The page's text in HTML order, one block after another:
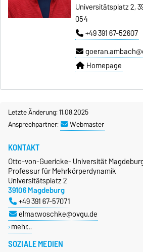
Universitätsplatz 2,
054
+49 391 67-52607
Homepage
Letzte Änderung: 11.08.2025
Ansprechpartner:
Webmaster
SOZIALE MEDIEN
KONTAKT
Otto-von-Guericke- Universität
Professur für Mehrkörperdynamik
Universitätsplatz 2
39106 Magdeburg
+49 391 67-57071
elmar.woschke@ovgu.de
mehr…